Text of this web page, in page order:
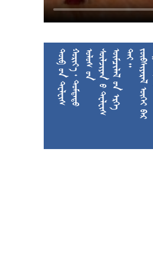

































































  






































